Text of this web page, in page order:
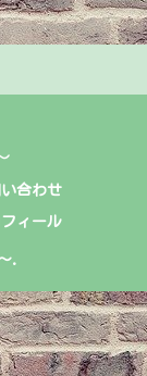
合わせ
ィール
.